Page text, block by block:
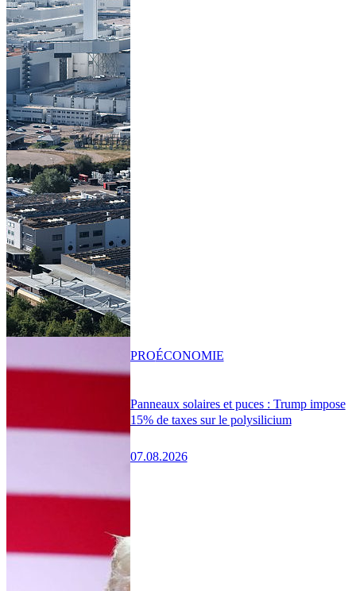
Panneaux solaires et puces : Trump impose
15% de taxes sur le polysilicium
07.08.2026
PROÉCONOMIE